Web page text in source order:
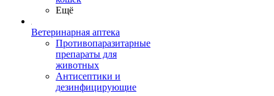
Ещё
Ветеринарная аптека
Противопаразитарные
препараты для
животных
Антисептики и
дезинфицирующие